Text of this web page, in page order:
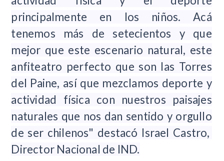
principalmente en los niños. Acá
tenemos más de setecientos y que
mejor que este escenario natural, este
anfiteatro perfecto que son las Torres
del Paine, así que mezclamos deporte y
actividad física con nuestros paisajes
naturales que nos dan sentido y orgullo
de ser chilenos" destacó Israel Castro,
Director Nacional de IND.